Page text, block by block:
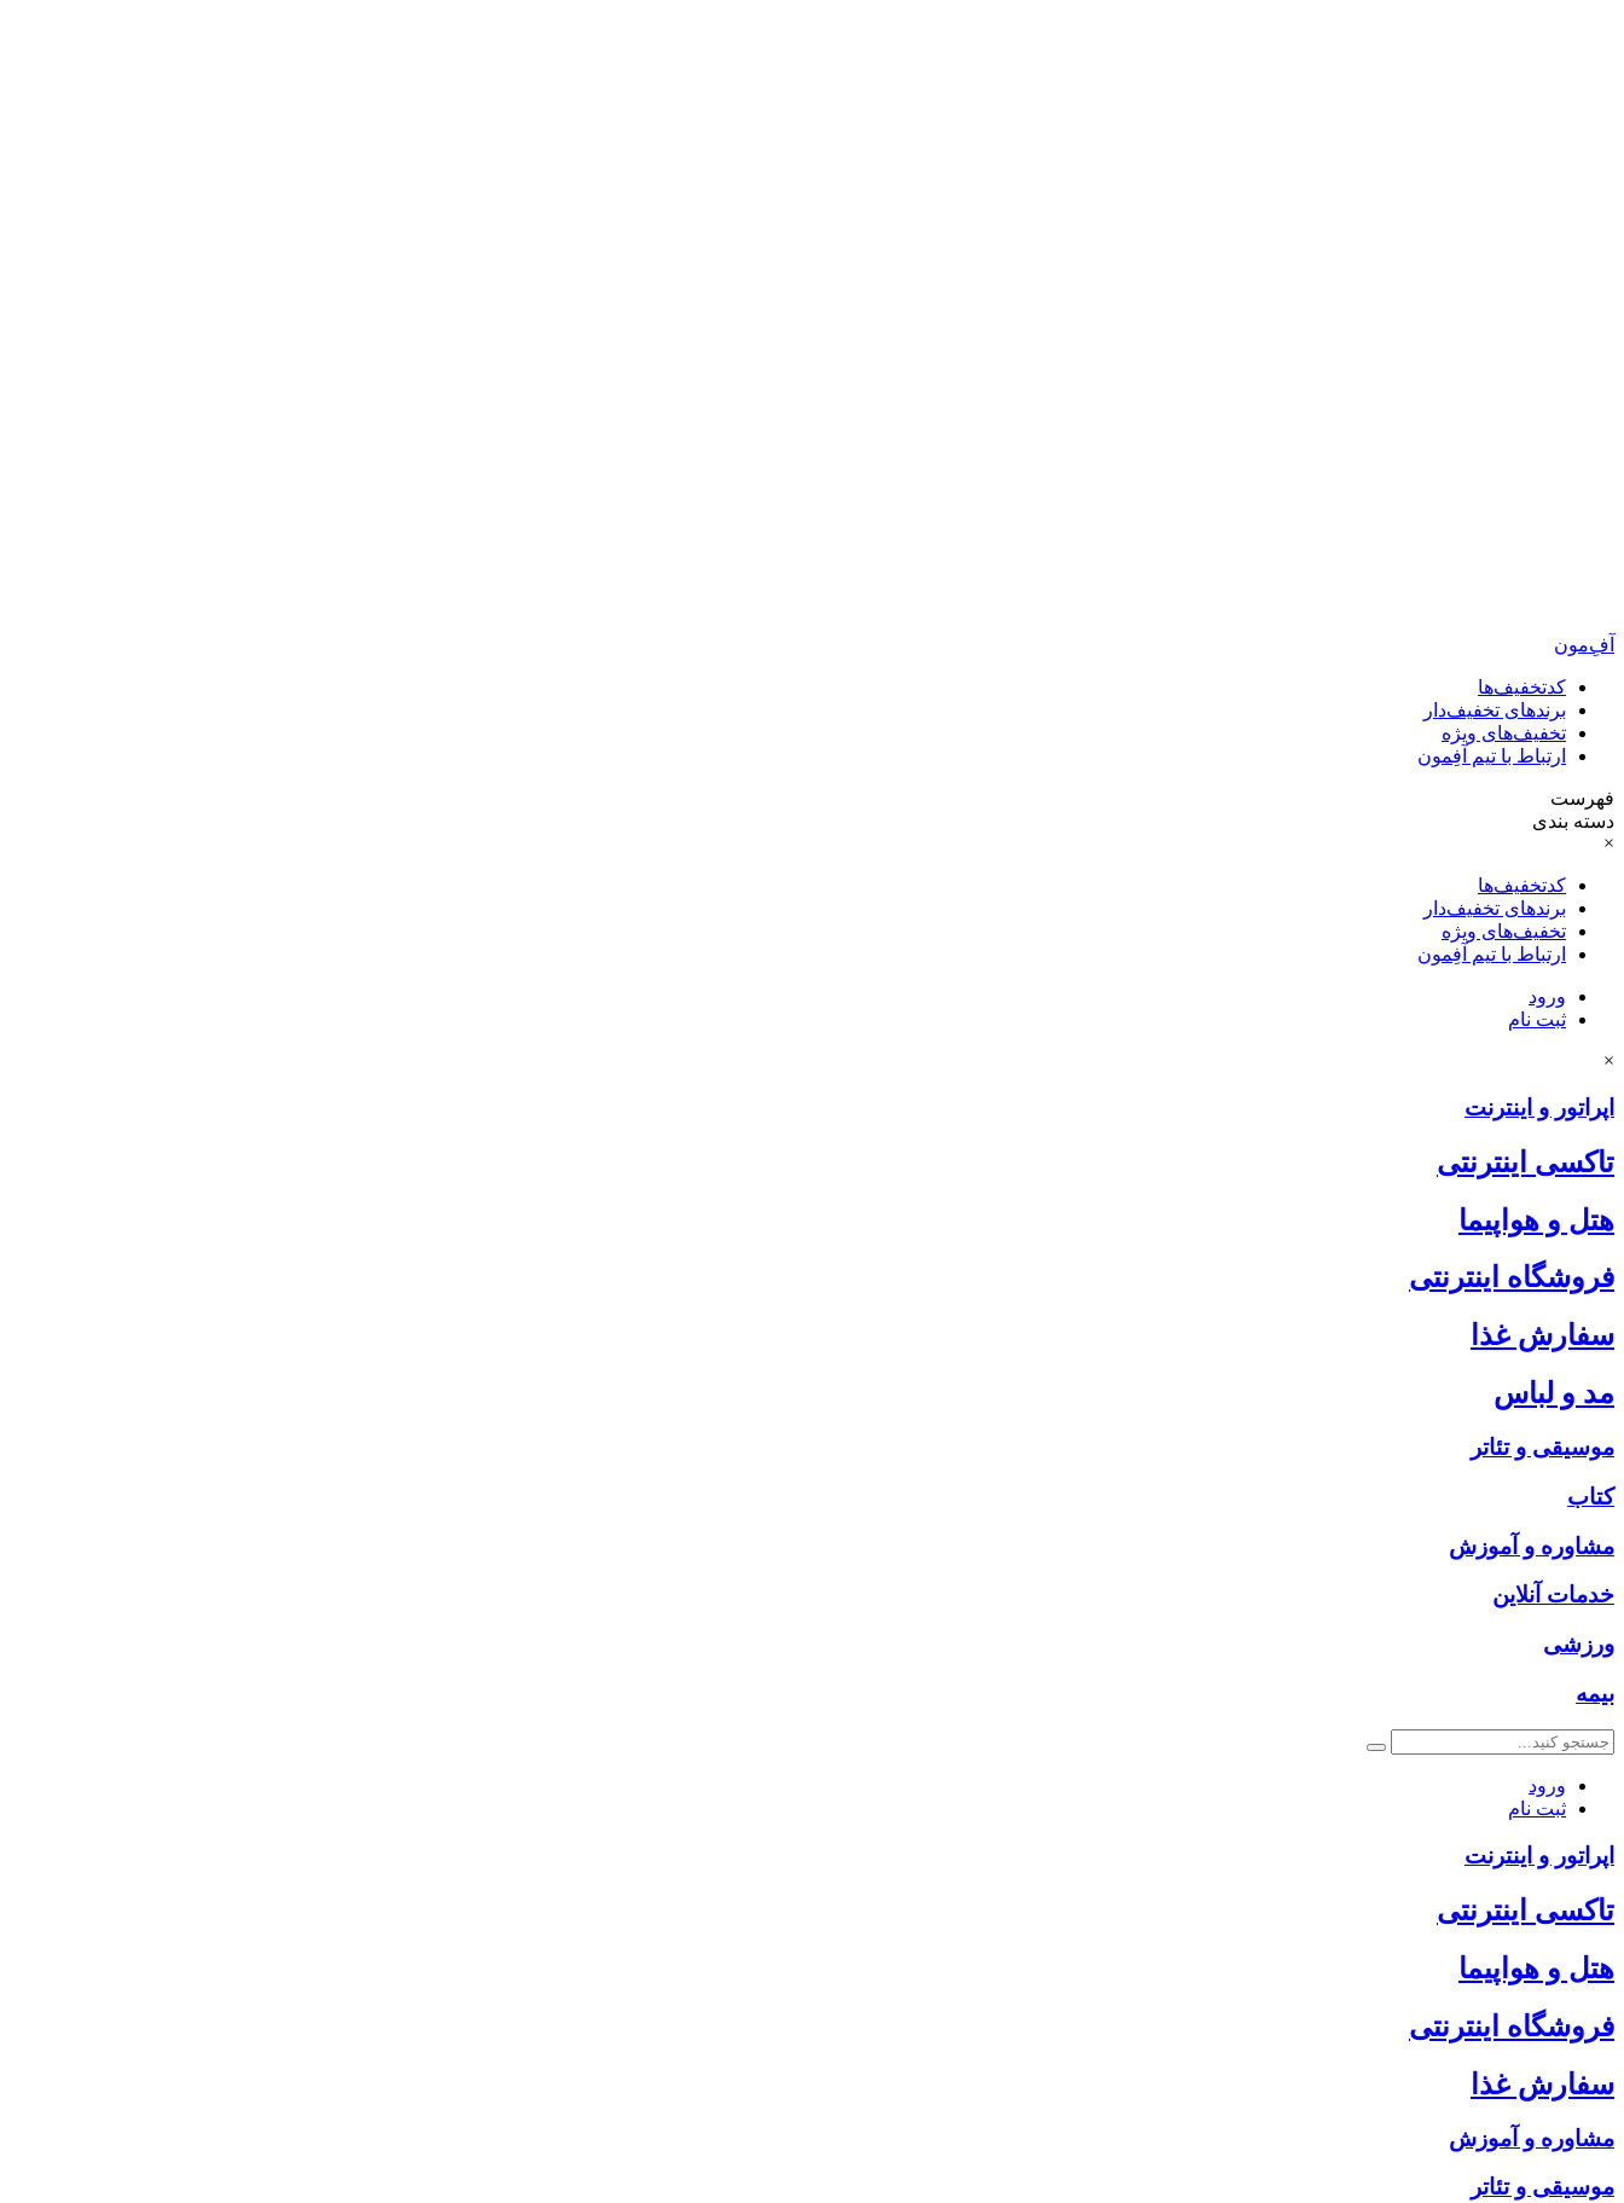
آفِ‌مون
کدتخفیف‌ها
برندهای تخفیف‌دار
تخفیف‌های ویژه
ارتباط با تیم آفِمون
فهرست
دسته بندی
×
کدتخفیف‌ها
برندهای تخفیف‌دار
تخفیف‌های ویژه
ارتباط با تیم آفِمون
ورود
ثبت نام
×
اپراتور و اینترنت
تاکسی اینترنتی
هتل و هواپیما
فروشگاه اینترنتی
سفارش غذا
مد و لباس
موسیقی و تئاتر
کتاب
مشاوره و آموزش
خدمات آنلاین
ورزشی
بیمه
ورود
ثبت نام
اپراتور و اینترنت
تاکسی اینترنتی
هتل و هواپیما
فروشگاه اینترنتی
سفارش غذا
مشاوره و آموزش
موسیقی و تئاتر